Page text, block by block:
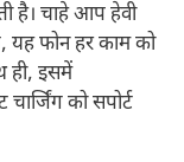
है। चाहे आप हेवी
यह फोन हर काम को
ही, इसमें
को सपोर्ट